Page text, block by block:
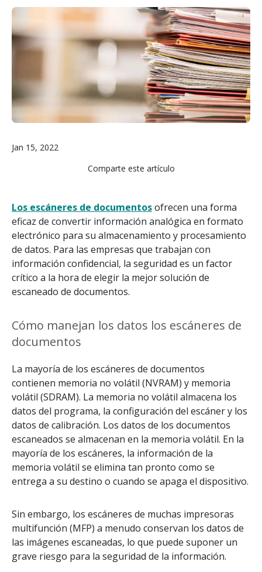
Imagen
Jan 15, 2022
Comparte este artículo
Los escáneres de documentosofrecen una forma
eficaz de convertir información analógica en formato
electrónico para su almacenamiento y procesamiento
de datos. Para las empresas que trabajan con
información confidencial, la seguridad es un factor
crítico a la hora de elegir la mejor solución de
escaneado de documentos.
Cómo manejan los datos los escáneres de
documentos
La mayoría de los escáneres de documentos
contienen memoria no volátil (NVRAM) y memoria
volátil (SDRAM). La memoria no volátil almacena los
datos del programa, la configuración del escáner y los
datos de calibración. Los datos de los documentos
escaneados se almacenan en la memoria volátil. En la
mayoría de los escáneres, la información de la
memoria volátil se elimina tan pronto como se
entrega a su destino o cuando se apaga el dispositivo.
Sin embargo, los escáneres de muchas impresoras
multifunción (MFP) a menudo conservan los datos de
las imágenes escaneadas, lo que puede suponer un
grave riesgo para la seguridad de la información.